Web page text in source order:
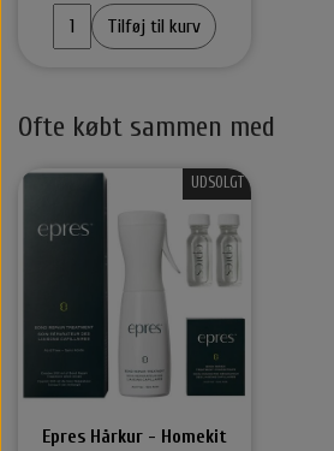
Tilføj til kurv
Ofte købt sammen med
UDSOLGT
Epres Hårkur - Homekit